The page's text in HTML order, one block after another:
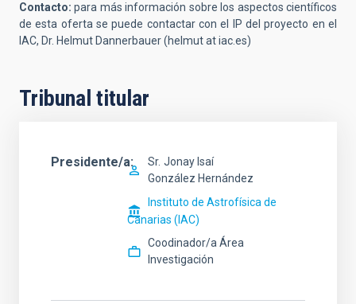
Contacto: para más información sobre los aspectos científicos
de esta oferta se puede contactar con el IP del proyecto en el
IAC, Dr. Helmut Dannerbauer (helmut at iac.es)
Tribunal titular
Presidente/a Sr. Jonay Isaí
González Hernández
Instituto de Astrofísica de
Canarias (IAC)
Coodinador/a Área
Investigación